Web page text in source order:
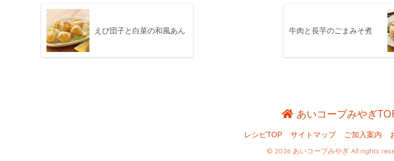
えび団子と白菜の和風あん 牛肉と長芋のごまみそ煮
あいコープみやぎ
レシピTOP サイトマップ ご加入案内
© 2026 あいコープみやぎ All rights